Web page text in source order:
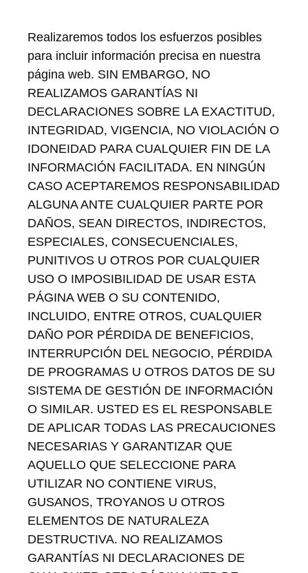
Realizaremos todos los esfuerzos posibles
para incluir información precisa en nuestra
página web. SIN EMBARGO, NO
REALIZAMOS GARANTÍAS NI
DECLARACIONES SOBRE LA EXACTITUD,
INTEGRIDAD, VIGENCIA, NO VIOLACIÓN O
IDONEIDAD PARA CUALQUIER FIN DE LA
INFORMACIÓN FACILITADA. EN NINGÚN
CASO ACEPTAREMOS RESPONSABILIDAD
ALGUNA ANTE CUALQUIER PARTE POR
DAÑOS, SEAN DIRECTOS, INDIRECTOS,
ESPECIALES, CONSECUENCIALES,
PUNITIVOS U OTROS POR CUALQUIER
USO O IMPOSIBILIDAD DE USAR ESTA
PÁGINA WEB O SU CONTENIDO,
INCLUIDO, ENTRE OTROS, CUALQUIER
DAÑO POR PÉRDIDA DE BENEFICIOS,
INTERRUPCIÓN DEL NEGOCIO, PÉRDIDA
DE PROGRAMAS U OTROS DATOS DE SU
SISTEMA DE GESTIÓN DE INFORMACIÓN
O SIMILAR. USTED ES EL RESPONSABLE
DE APLICAR TODAS LAS PRECAUCIONES
NECESARIAS Y GARANTIZAR QUE
AQUELLO QUE SELECCIONE PARA
UTILIZAR NO CONTIENE VIRUS,
GUSANOS, TROYANOS U OTROS
ELEMENTOS DE NATURALEZA
DESTRUCTIVA. NO REALIZAMOS
GARANTÍAS NI DECLARACIONES DE